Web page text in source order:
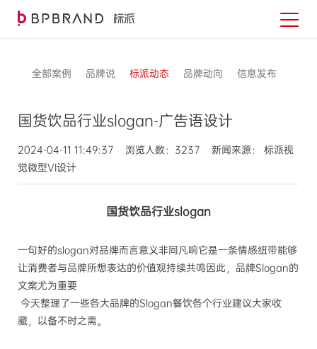
全部案例 品牌说 标派动态 品牌动向 信息发布
国货饮品行业slogan-广告语设计
2024-04-11 11:49:37 浏览人数：3237 新闻来源： 标派视
觉微型VI设计
国货饮品行业slogan
一句好的slogan对品牌而言意义非同凡响它是一条情感纽带能够
让消费者与品牌所想表达的价值观持续共鸣因此，品牌Slogan的
文案尤为重要
今天整理了一些各大品牌的Slogan餐饮各个行业建议大家收
藏，以备不时之需。